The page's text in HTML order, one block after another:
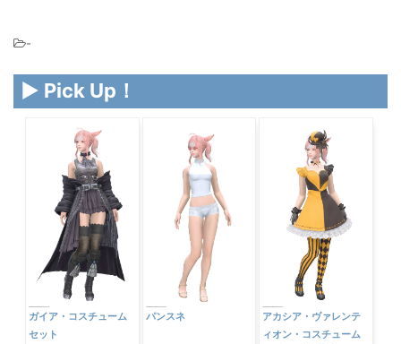
-
▶ Pick Up！
ガイア・コスチューム
セット
パンスネ
アカシア・ヴァレンテ
ィオン・コスチューム